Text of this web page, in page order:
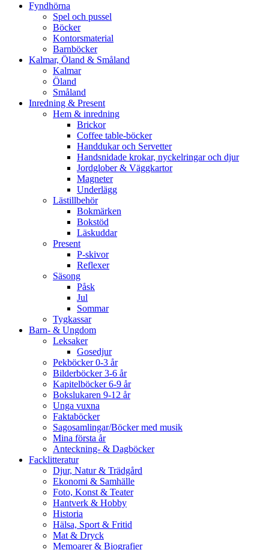
Fyndhörna
Spel och pussel
Böcker
Kontorsmaterial
Barnböcker
Kalmar, Öland & Småland
Kalmar
Öland
Småland
Inredning & Present
Hem & inredning
Brickor
Coffee table-böcker
Handdukar och Servetter
Handsnidade krokar, nyckelringar och djur
Jordglober & Väggkartor
Magneter
Underlägg
Lästillbehör
Bokmärken
Bokstöd
Läskuddar
Present
P-skivor
Reflexer
Säsong
Påsk
Jul
Sommar
Tygkassar
Barn- & Ungdom
Leksaker
Gosedjur
Pekböcker 0-3 år
Bilderböcker 3-6 år
Kapitelböcker 6-9 år
Bokslukaren 9-12 år
Unga vuxna
Faktaböcker
Sagosamlingar/Böcker med musik
Mina första år
Anteckning- & Dagböcker
Facklitteratur
Djur, Natur & Trädgård
Ekonomi & Samhälle
Foto, Konst & Teater
Hantverk & Hobby
Historia
Hälsa, Sport & Fritid
Mat & Dryck
Memoarer & Biografier